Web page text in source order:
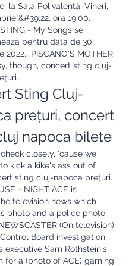
la Sala Polivalentă. Vineri,
&#39;22, ora 19:00.
- My Songs se
pentru data de 30
2022.  PISCANO'S MOTHER
though, concert sting cluj-
Sting Cluj-
prețuri, concert
napoca bilete
closely, 'cause we
kick a kike's ass out of
sting cluj-napoca prețuri.
- NIGHT ACE is
television news which
photo and a police photo
(On television)
Board investigation
executive Sam Rothstein's
for a (photo of ACE) gaming